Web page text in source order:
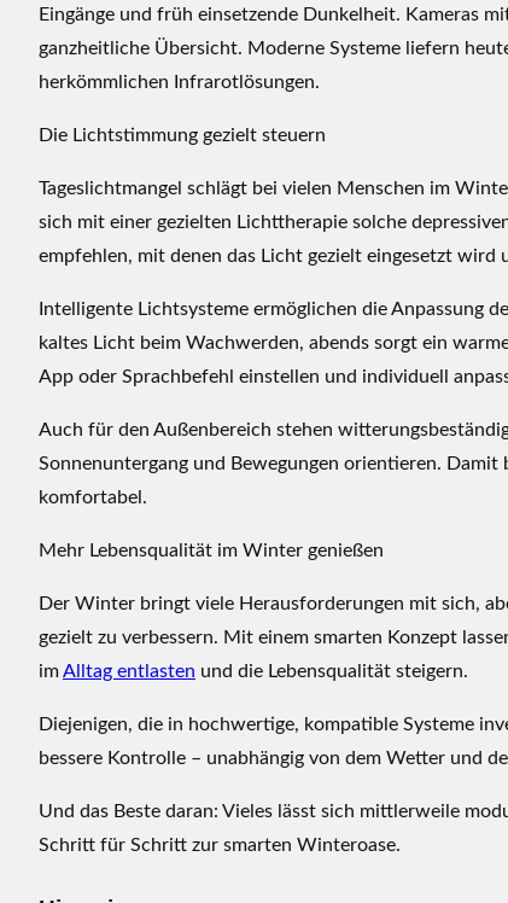
e
n
Eingänge und früh einsetzende Dunkelheit. Kameras
ganzheitliche Übersicht. Moderne Systeme liefern
herkömmlichen Infrarotlösungen.
Die Lichtstimmung gezielt steuern
Tageslichtmangel schlägt bei vielen Menschen im
sich mit einer gezielten Lichttherapie solche
empfehlen, mit denen das Licht gezielt eingesetzt wird
Intelligente Lichtsysteme ermöglichen die Anpassung
kaltes Licht beim Wachwerden, abends sorgt ein
App oder Sprachbefehl einstellen und individuell
Auch für den Außenbereich stehen
Sonnenuntergang und Bewegungen orientieren.
komfortabel.
Mehr Lebensqualität im Winter genießen
Der Winter bringt viele Herausforderungen mit sich,
gezielt zu verbessern. Mit einem smarten Konzept
imAlltag entlasten und die Lebensqualität steigern.
Diejenigen, die in hochwertige, kompatible Systeme
bessere Kontrolle – unabhängig von dem Wetter und
Und das Beste daran: Vieles lässt sich mittlerweile
Schritt für Schritt zur smarten Winteroase.